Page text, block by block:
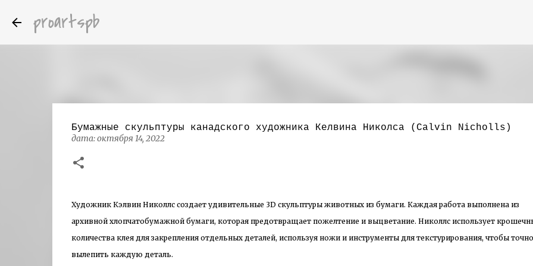
proartspb
Бумажные скульптуры канадского художника Келвина Николса (Calvin Nicholls)
дата:октября 14, 2022
Художник Кэлвин Николлс создает удивительные 3D скульптуры животных из бумаги. Каждая работа выполнена из
архивной хлопчатобумажной бумаги, которая предотвращает пожелтение и выцветание. Николлс использует
количества клея для закрепления отдельных деталей, используя ножи и инструменты для текстурирования, чтобы точно
вылепить каждую деталь.